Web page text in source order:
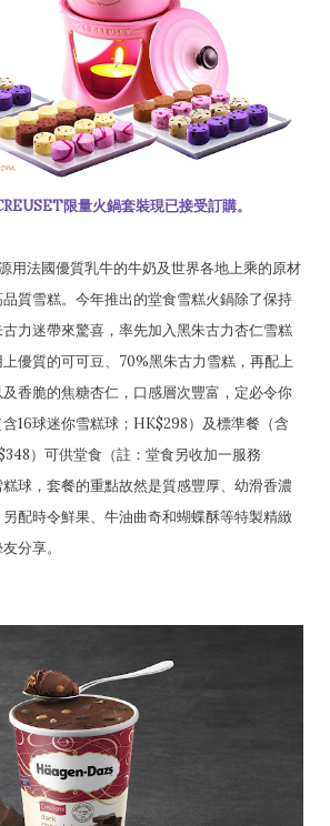
限量火鍋套裝現已接受訂購。
法國優質乳牛的牛奶及世界各地上乘的原材
質雪糕。今年推出的堂食雪糕火鍋除了保持
力迷帶來驚喜，率先加入黑朱古力杏仁雪糕
優質的可可豆、70%黑朱古力雪糕，再配上
香脆的焦糖杏仁，口感層次豐富，定必令你
16球迷你雪糕球；HK$298）及標準餐（含
）可供堂食（註：堂食另收加一服務
球，套餐的重點故然是質感豐厚、幼滑香濃
配時令鮮果、牛油曲奇和蝴蝶酥等特製精緻
分享。